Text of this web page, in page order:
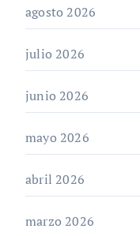
agosto 2026
julio 2026
junio 2026
mayo 2026
abril 2026
marzo 2026